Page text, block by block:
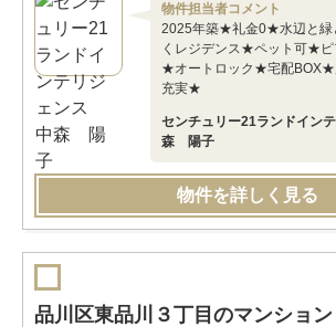
物件担当者コメント
2025年築★礼金0★水辺と緑
くレジデンス★ペット可★
★オートロック★宅配BOX★
充実★
センチュリー21ランドイン
森 陽子
物件を詳しく見る
品川区東品川３丁目のマンション